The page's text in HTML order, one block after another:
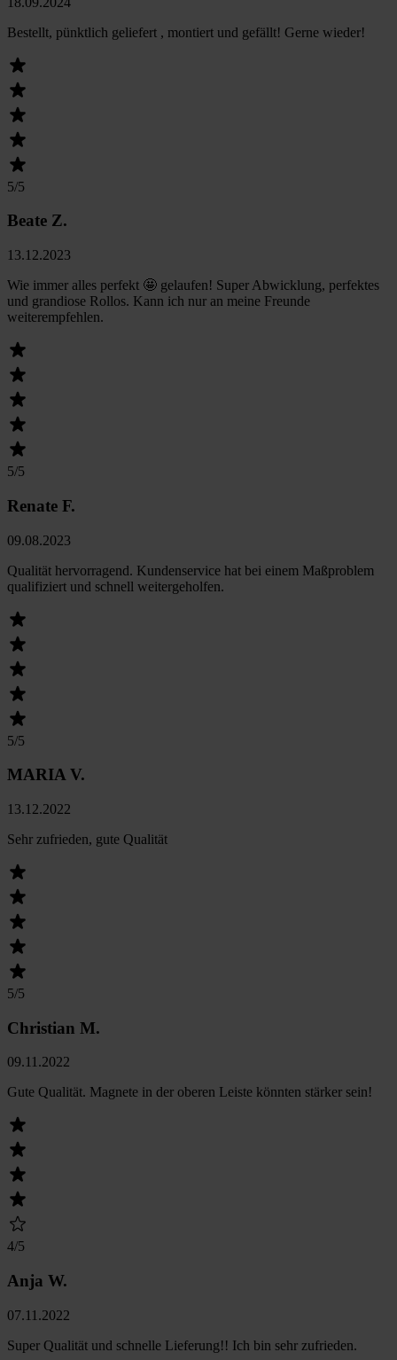
Bestellt, pünktlich geliefert , montiert und gefällt! Gerne wieder!
5/5
Beate Z.
13.12.2023
Wie immer alles perfekt 🤩 gelaufen! Super Abwicklung, perfektes
und grandiose Rollos. Kann ich nur an meine Freunde
weiterempfehlen.
5/5
Renate F.
09.08.2023
Qualität hervorragend. Kundenservice hat bei einem Maßproblem
qualifiziert und schnell weitergeholfen.
5/5
MARIA V.
13.12.2022
Sehr zufrieden, gute Qualität
5/5
Christian M.
09.11.2022
Gute Qualität. Magnete in der oberen Leiste könnten stärker sein!
4/5
Anja W.
07.11.2022
Super Qualität und schnelle Lieferung!! Ich bin sehr zufrieden.